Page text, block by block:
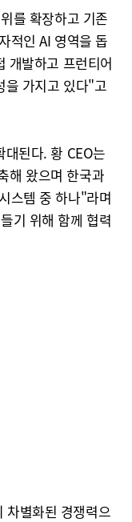
를 확장하고 기존
적인 AI 영역을 돕
개발하고 프런티어
을 가지고 있다"고
된다. 황 CEO는
해 왔으며 한국과
스템 중 하나"라며
기 위해 함께 협력
차별화된 경쟁력으